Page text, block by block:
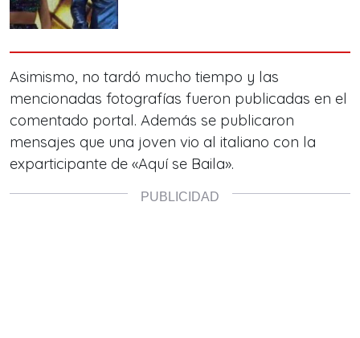
Asimismo, no tardó mucho tiempo y las
mencionadas fotografías fueron publicadas en el
comentado portal. Además se publicaron
mensajes que una joven vio al italiano con la
exparticipante de «Aquí se Baila».